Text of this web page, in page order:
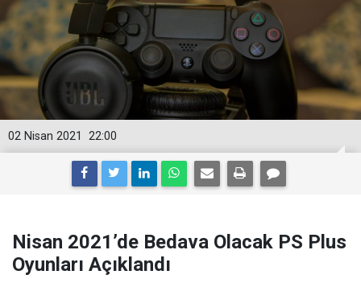
22:00
02 Nisan 2021
Nisan 2021’de Bedava Olacak PS Plus
Oyunları Açıklandı